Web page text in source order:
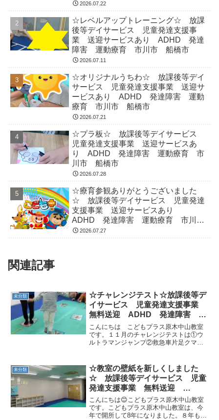
2026.07.22
☆レベルアップトレーニング☆ 放課
後等デイサービス 児童発達支援事
業 送迎サービスあり ADHD 発達
障害 運動療育 市川市 船橋市
2026.07.11
☆オリジナルうちわ☆ 放課後等デイ
サービス 児童発達支援事業 送迎サ
ービスあり ADHD 発達障害 運動
療育 市川市 船橋市
2026.07.21
☆プラ板☆ 放課後等デイサービス
児童発達支援事業 送迎サービスあ
り ADHD 発達障害 運動療育 市
川市 船橋市
2026.07.28
☆療育参観ありがとうございました
☆ 放課後等デイサービス 児童発達
支援事業 送迎サービスあり
ADHD 発達障害 運動療育 市川
市 船橋市
2026.07.27
関連記事
未分類
☆チャレンジテスト☆放課後等デ
イサービス 児童発達支援事業
無料送迎 ADHD 発達障害 運
動療育 市川市 船橋市
こんにちは こどもプラス原木中山教室
です。１１月のチャレンジテストは①ウ
ルトラマンジャンプ②救急車片足クマ③
マットまで足をそろえて大ジャンプ！を
します。ウルトラ怪獣を...
未分類
☆教室の壁紙を新しくしました
☆ 放課後等デイサービス 児童
発達支援事業 無料送迎
ADHD 発達障害 運動療育 市
川市 船橋市
こんにちは😊こどもプラス原木中山教室
です。こどもプラス原木中山教室は、今
年で開所して8年になりました。８年も経